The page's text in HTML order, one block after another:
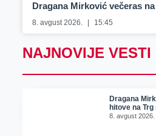
Dragana Mirković večeras
8. avgust 2026. 15:45
NAJNOVIJE VESTI
Dragana
hitove na
8. avgust 2026.